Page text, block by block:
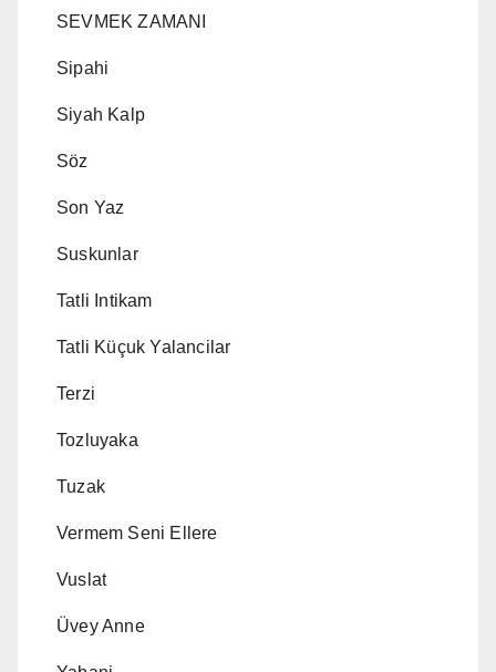
SEVMEK ZAMANI
Sipahi
Siyah Kalp
Söz
Son Yaz
Suskunlar
Tatli Intikam
Tatli Küçuk Yalancilar
Terzi
Tozluyaka
Tuzak
Vermem Seni Ellere
Vuslat
Üvey Anne